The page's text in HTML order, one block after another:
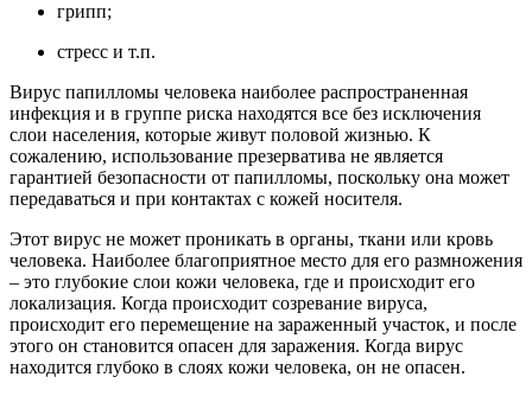
грипп;
стресс и т.п.
Вирус папилломы человека наиболее распространенная
инфекция и в группе риска находятся все без исключения
слои населения, которые живут половой жизнью. К
сожалению, использование презерватива не является
гарантией безопасности от папилломы, поскольку она может
передаваться и при контактах с кожей носителя.
Этот вирус не может проникать в органы, ткани или кровь
человека. Наиболее благоприятное место для его размножения
– это глубокие слои кожи человека, где и происходит его
локализация. Когда происходит созревание вируса,
происходит его перемещение на зараженный участок, и после
этого он становится опасен для заражения. Когда вирус
находится глубоко в слоях кожи человека, он не опасен.